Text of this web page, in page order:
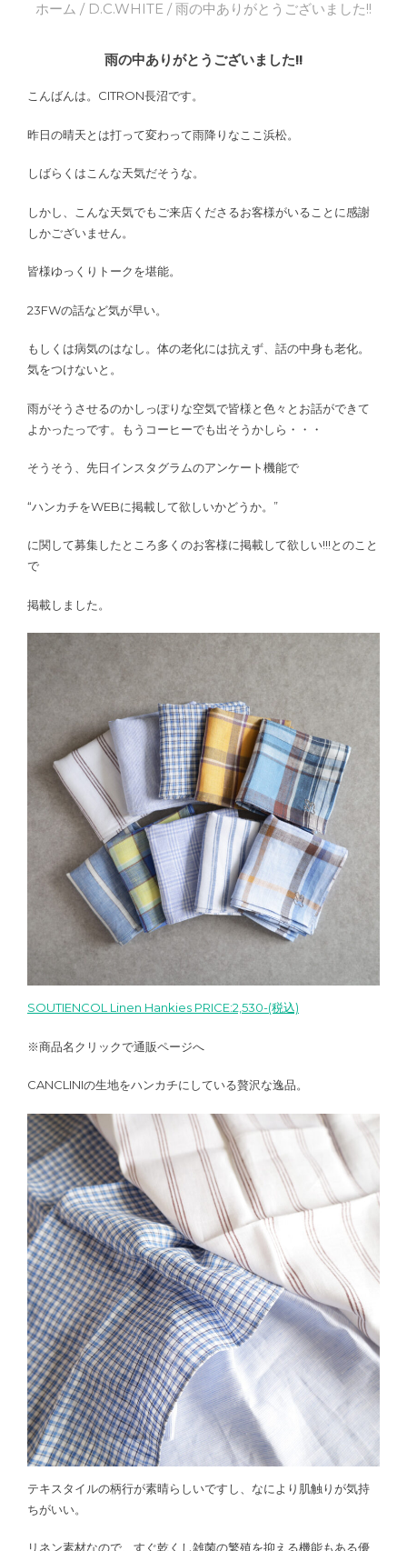
ホーム / D.C.WHITE / 雨の中ありがとうございました!!
雨の中ありがとうございました!!
こんばんは。CITRON長沼です。
昨日の晴天とは打って変わって雨降りなここ浜松。
しばらくはこんな天気だそうな。
しかし、こんな天気でもご来店くださるお客様がいることに感謝
しかございません。
皆様ゆっくりトークを堪能。
23FWの話など気が早い。
もしくは病気のはなし。体の老化には抗えず、話の中身も老化。
気をつけないと。
雨がそうさせるのかしっぽりな空気で皆様と色々とお話ができて
よかったっです。もうコーヒーでも出そうかしら・・・
そうそう、先日インスタグラムのアンケート機能で
“ハンカチをWEBに掲載して欲しいかどうか。”
に関して募集したところ多くのお客様に掲載して欲しい!!!とのこと
で
掲載しました。
SOUTIENCOL Linen Hankies PRICE:2,530-(税込)
※商品名クリックで通販ページへ
CANCLINIの生地をハンカチにしている贅沢な逸品。
テキスタイルの柄行が素晴らしいですし、なにより肌触りが気持
ちがいい。
リネン素材なので、すぐ乾くし雑菌の繁殖を抑える機能もある優